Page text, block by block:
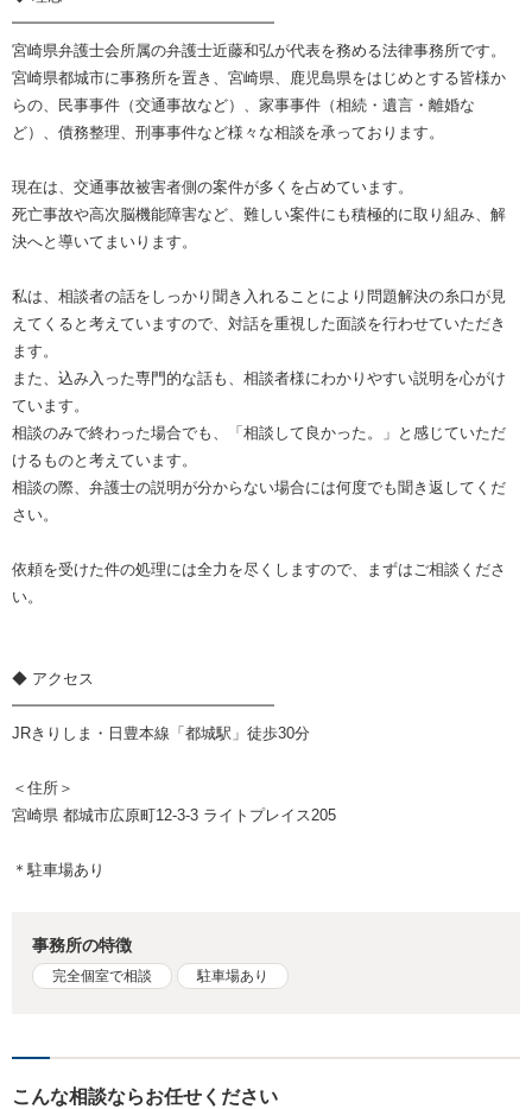
━━━━━━━━━━━━━━━━━
宮崎県弁護士会所属の弁護士近藤和弘が代表を務める法律事務所です。
宮崎県都城市に事務所を置き、宮崎県、鹿児島県をはじめとする皆様か
らの、民事事件（交通事故など）、家事事件（相続・遺言・離婚な
ど）、債務整理、刑事事件など様々な相談を承っております。
現在は、交通事故被害者側の案件が多くを占めています。
死亡事故や高次脳機能障害など、難しい案件にも積極的に取り組み、解
決へと導いてまいります。
私は、相談者の話をしっかり聞き入れることにより問題解決の糸口が見
えてくると考えていますので、対話を重視した面談を行わせていただき
ます。
また、込み入った専門的な話も、相談者様にわかりやすい説明を心がけ
ています。
相談のみで終わった場合でも、「相談して良かった。」と感じていただ
けるものと考えています。
相談の際、弁護士の説明が分からない場合には何度でも聞き返してくだ
さい。
依頼を受けた件の処理には全力を尽くしますので、まずはご相談くださ
い。
◆ アクセス
━━━━━━━━━━━━━━━━━
JRきりしま・日豊本線「都城駅」徒歩30分
＜住所＞
宮崎県 都城市広原町12-3-3 ライトプレイス205
＊駐車場あり
事務所の特徴
完全個室で相談 駐車場あり
こんな相談ならお任せください